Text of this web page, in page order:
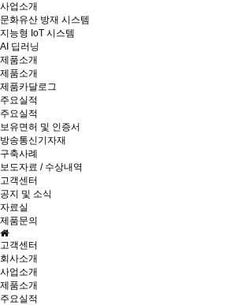
사업소개
문화유산 방재 시스템
지능형 IoT 시스템
AI 딥러닝
제품소개
제품소개
제품카달로그
주요실적
주요실적
보유면허 및 인증서
방송통신기자재
구축사례
보도자료 / 수상내역
고객센터
공지 및 소식
자료실
제품문의
고객센터
회사소개
사업소개
제품소개
주요실적